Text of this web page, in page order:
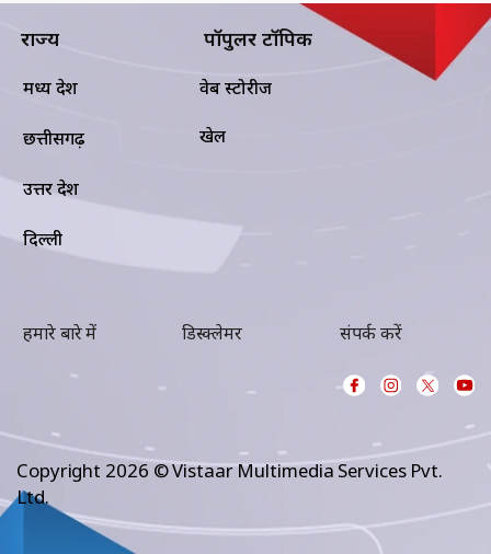
राज्य
मध्य प्रदेश
छत्तीसगढ़
उत्तर प्रदेश
दिल्ली
पॉपुलर टॉपिक
वेब स्टोरीज
खेल
हमारे बारे में डिस्क्लेमर संपर्क करें
Copyright 2026 © Vistaar Multimedia Services Pvt.
Ltd.